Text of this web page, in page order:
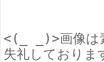
<(_ _)>画像は
失礼しておりま